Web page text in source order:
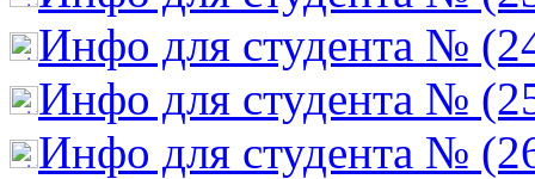
Инфо для студента №
Инфо для студента №
Инфо для студента №